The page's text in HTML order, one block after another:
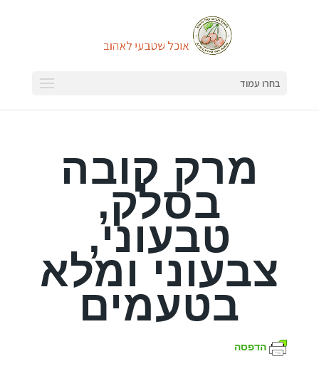
בחרו עמוד
מרק קובה
בסלק,
טבעוני,
צבעוני ומלא
בטעמים
הדפסה